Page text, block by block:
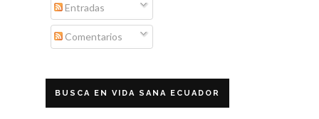
Entradas
Comentarios
BUSCA EN VIDA SANA ECUADOR